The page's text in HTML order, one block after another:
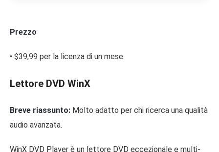
Prezzo
• $39,99 per la licenza di un mese.
Lettore DVD WinX
Breve riassunto: Molto adatto per chi ricerca una qualità
audio avanzata.
WinX DVD Player è un lettore DVD eccezionale e multi-